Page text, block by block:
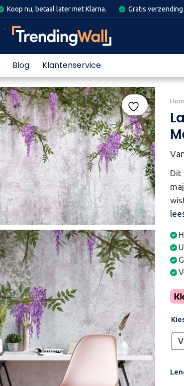
Koop nu, betaal later met Klarna. Gratis verzending
Blog Klantenservice
Dit